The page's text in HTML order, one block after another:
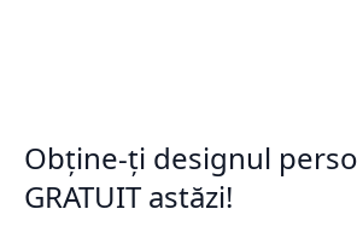
Obține-ți designul
GRATUIT astăzi!